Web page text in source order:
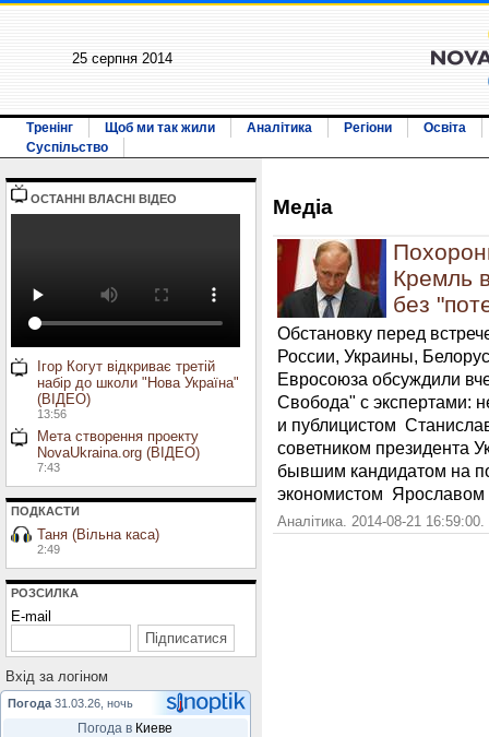
25 серпня 2014
Тренінг Щоб ми так жили Аналітика Регіони
Освіта
Суспільство
ОСТАННI ВЛАСНI ВIДЕО
Ігор Когут відкриває третій
набір до школи "Нова Україна"
(ВІДЕО)
13:56
Мета створення проекту
NovaUkraina.org (ВІДЕО)
7:43
ПОДКАСТИ
Таня (Вільна каса)
2:49
РОЗСИЛКА
E-mail
Вхiд за логiном
Погода 31.03.26, ночь
Погода в Киеве
Медiа
Кремль
без
Обстановку перед
России, Украины,
Евросоюза обсуждили
Свобода" с экспертами:
и публицистом
советником президента
бывшим кандидатом на
экономистом Ярославом
Аналітика. 2014-08-21